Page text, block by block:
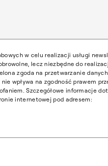
w celu realizacji usługi
lecz niezbędne do
zgoda na przetwarzanie
wpływa na zgodność prawem
Szczegółowe informacje
internetowej pod adresem: